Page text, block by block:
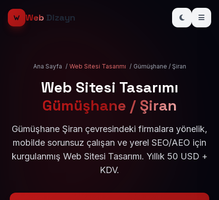
Web Dizayn
Ana Sayfa / Web Sitesi Tasarımı / Gümüşhane / Şiran
Web Sitesi Tasarımı
Gümüşhane / Şiran
Gümüşhane Şiran çevresindeki firmalara yönelik,
mobilde sorunsuz çalışan ve yerel SEO/AEO için
kurgulanmış Web Sitesi Tasarımı. Yıllık 50 USD +
KDV.